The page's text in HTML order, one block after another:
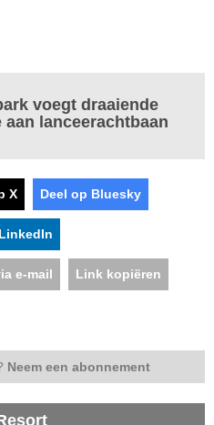
voegt draaiende
aan lanceerachtbaan
X Deel op Bluesky
e-mail Link kopiëren
Neem een abonnement